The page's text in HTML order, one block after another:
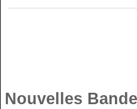
Nouvelles